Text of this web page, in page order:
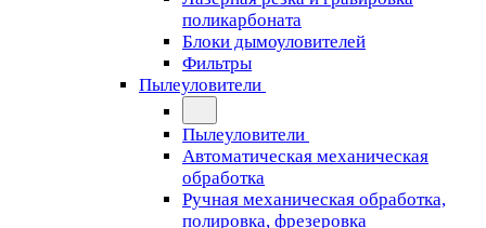
поликарбоната
Блоки дымоуловителей
Фильтры
Пылеуловители
Пылеуловители
Автоматическая механическая
обработка
Ручная механическая обработка,
полировка, фрезеровка